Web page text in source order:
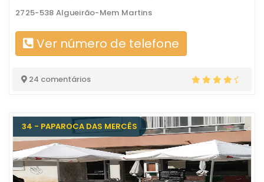
2725-538 Algueirão-Mem Martins
Ver número de telefone
24 comentários
34 - PAPAROCA DAS MERCÊS